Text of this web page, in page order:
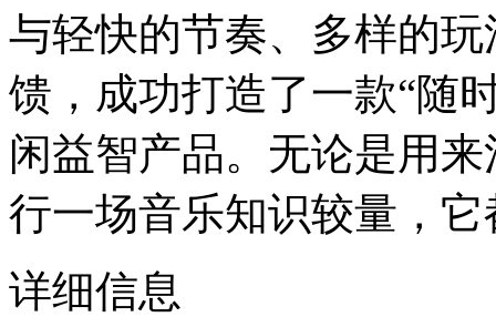
与轻快的节奏、多样的
馈，成功打造了一款“随
闲益智产品。无论是用
行一场音乐知识较量，
详细信息